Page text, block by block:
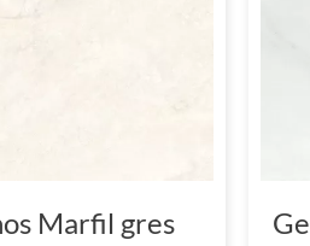
Marfil gres